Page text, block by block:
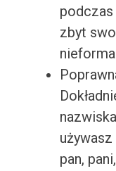
podczas
zbyt
pan,